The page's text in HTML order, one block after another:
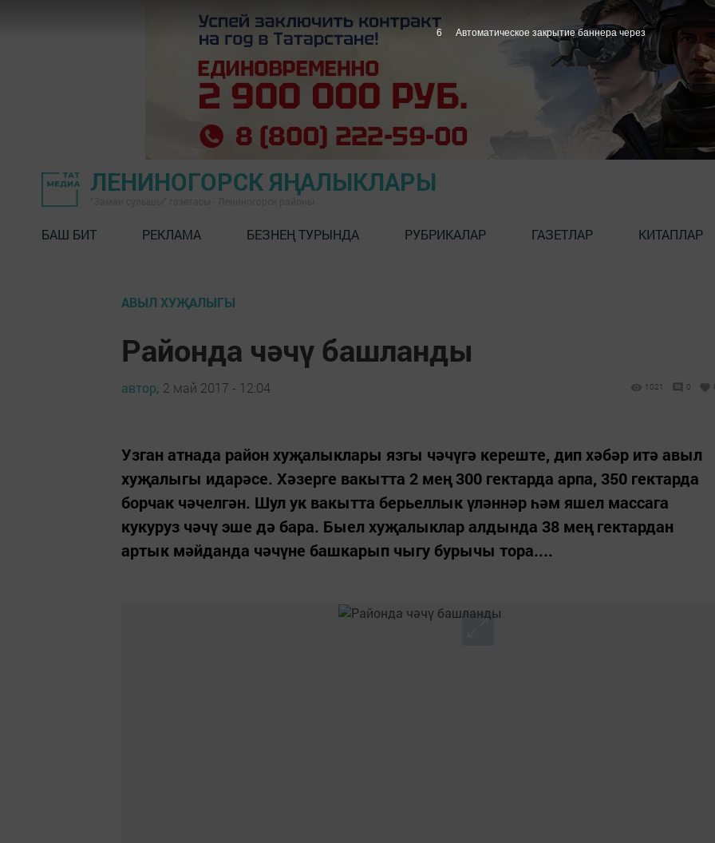
ЛЕНИНОГОРСК ЯҢАЛЫКЛАРЫ
БАШ БИТ РЕКЛАМА БЕЗНЕҢ ТУРЫНДА РУБРИКАЛАР ГАЗЕТЛАР КИТАПЛАР
АВЫЛ ХУҖАЛЫГЫ
Районда чәчү башланды
автор, 2 май 2017 - 12:04 1021 0
Узган атнада район хуҗалыклары язгы чәчүгә кереште, дип хәбәр итә авыл
хуҗалыгы идарәсе. Хәзерге вакытта 2 мең 300 гектарда арпа, 350 гектарда
борчак чәчелгән. Шул ук вакытта берьеллык үләннәр һәм яшел массага
кукуруз чәчү эше дә бара. Быел хуҗалыклар алдында 38 мең гектардан
артык мәйданда чәчүне башкарып чыгу бурычы тора....
5 Автоматическое закрытие баннера через